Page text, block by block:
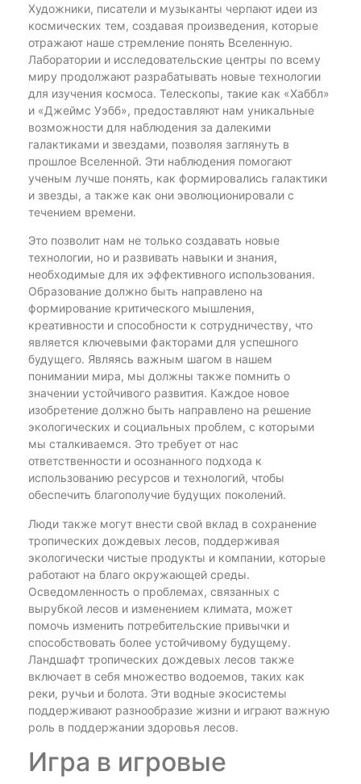
Художники, писатели и музыканты черпают идеи из
космических тем, создавая произведения, которые
отражают наше стремление понять Вселенную.
Лаборатории и исследовательские центры по всему
миру продолжают разрабатывать новые технологии
для изучения космоса. Телескопы, такие как «Хаббл»
и «Джеймс Уэбб», предоставляют нам уникальные
возможности для наблюдения за далекими
галактиками и звездами, позволяя заглянуть в
прошлое Вселенной. Эти наблюдения помогают
ученым лучше понять, как формировались галактики
и звезды, а также как они эволюционировали с
течением времени.
Это позволит нам не только создавать новые
технологии, но и развивать навыки и знания,
необходимые для их эффективного использования.
Образование должно быть направлено на
формирование критического мышления,
креативности и способности к сотрудничеству, что
является ключевыми факторами для успешного
будущего. Являясь важным шагом в нашем
понимании мира, мы должны также помнить о
значении устойчивого развития. Каждое новое
изобретение должно быть направлено на решение
экологических и социальных проблем, с которыми
мы сталкиваемся. Это требует от нас
ответственности и осознанного подхода к
использованию ресурсов и технологий, чтобы
обеспечить благополучие будущих поколений.
Люди также могут внести свой вклад в сохранение
тропических дождевых лесов, поддерживая
экологически чистые продукты и компании, которые
работают на благо окружающей среды.
Осведомленность о проблемах, связанных с
вырубкой лесов и изменением климата, может
помочь изменить потребительские привычки и
способствовать более устойчивому будущему.
Ландшафт тропических дождевых лесов также
включает в себя множество водоемов, таких как
реки, ручьи и болота. Эти водные экосистемы
поддерживают разнообразие жизни и играют важную
роль в поддержании здоровья лесов.
Игра в игровые